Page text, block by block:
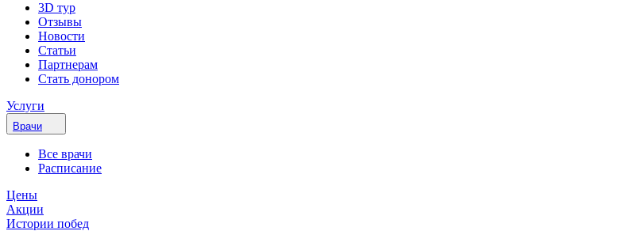
3D тур
Отзывы
Новости
Статьи
Партнерам
Стать донором
Услуги
Врачи
Все врачи
Расписание
Цены
Акции
Истории побед